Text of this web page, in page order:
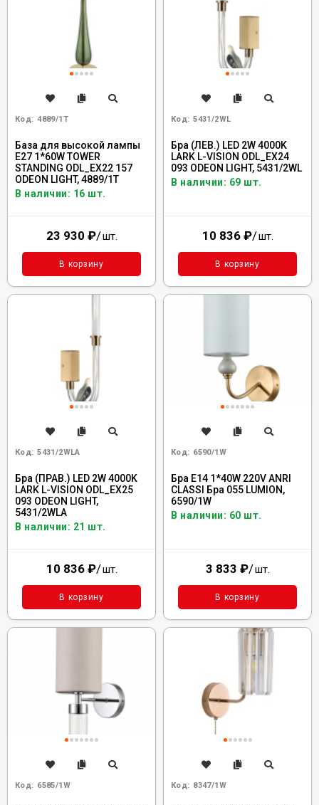
Код: 4889/1T
База для высокой лампы
E27 1*60W TOWER
STANDING ODL_EX22 157
ODEON LIGHT, 4889/1T
В наличии: 16 шт.
23 930 ₽/шт.
В корзину
Код: 5431/2WL
Бра (ЛЕВ.) LED 2W 4000K
LARK L-VISION ODL_EX24
093 ODEON LIGHT, 5431/2WL
В наличии: 69 шт.
10 836 ₽/шт.
В корзину
Код: 5431/2WLA
Бра (ПРАВ.) LED 2W 4000K
LARK L-VISION ODL_EX25
093 ODEON LIGHT,
5431/2WLA
В наличии: 21 шт.
10 836 ₽/шт.
В корзину
Код: 6590/1W
Бра E14 1*40W 220V ANRI
CLASSI Бра 055 LUMION,
6590/1W
В наличии: 60 шт.
3 833 ₽/шт.
В корзину
Код: 6585/1W Код: 8347/1W